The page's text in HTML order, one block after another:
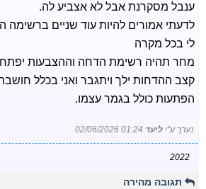
ענבל מסקרנת אבל לא אצביע לה.
לדעתי אמורים להיות עוד שניים ברשימה
לי בכל מקרה
מחר תהיה רשימת הדחה וההצבעות
קצב ההדחות ילך ויתגבר ואני בכלל
הפתעות כולל בגמר עצמו.
נערך ע"י ליעד 02/06/2026 01:24
2022
תגובה מהירה